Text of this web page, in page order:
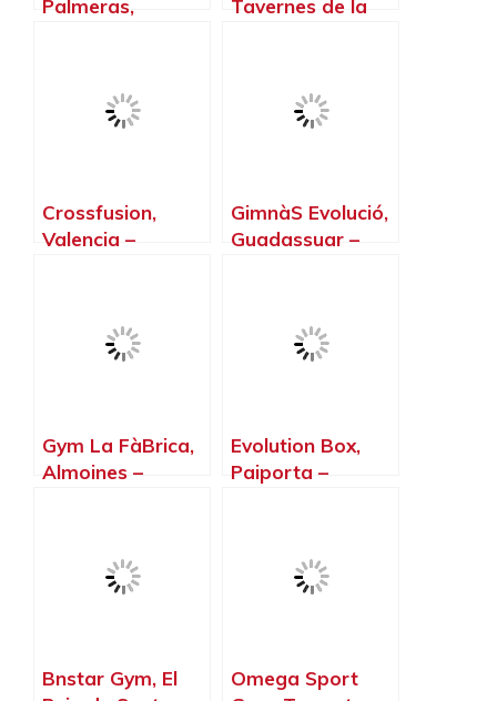
Palmeras,
Tavernes de la
Crossfusion,
Valencia –
GimnàS Evolució,
Guadassuar –
Gym La FàBrica,
Almoines –
Evolution Box,
Paiporta –
Bnstar Gym, El
Omega Sport